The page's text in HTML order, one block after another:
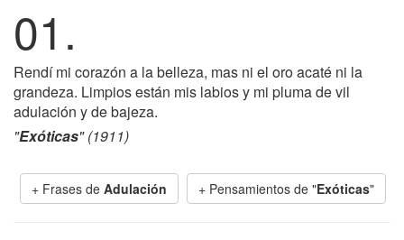
01.
Rendí mi corazón a la belleza, mas ni el oro acaté ni la
grandeza. Limpios están mis labios y mi pluma de vil
adulación y de bajeza.
"Exóticas" (1911)
+ Frases de Adulación + Pensamientos de "Exóticas"